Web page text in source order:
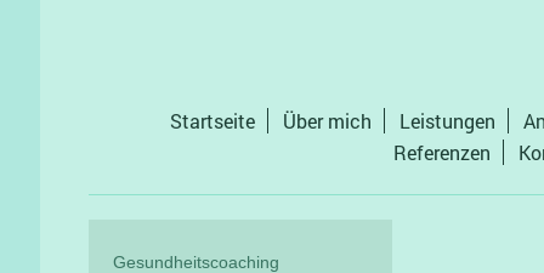
Startseite Über mich Leistungen
Referenzen
Gesundheitscoaching